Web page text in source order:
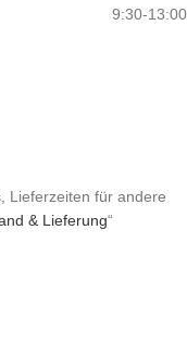
9:30-13:00
Lieferzeiten für andere
& Lieferung“